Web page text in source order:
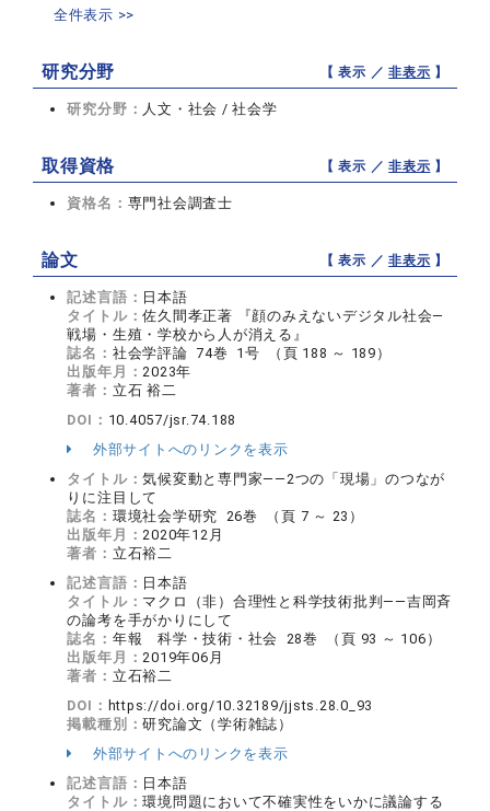
全件表示 >>
研究分野 【 表示 ／非表示 】
研究分野： 人文・社会 / 社会学
取得資格 【 表示 ／非表示 】
資格名： 専門社会調査士
論文 【 表示 ／非表示 】
記述言語： 日本語
タイトル：佐久間孝正著 『顔のみえないデジタル社会―
戦場・生殖・学校から人が消える』
誌名： 社会学評論 74巻 1号 （頁 188 ～ 189）
出版年月：2023年
著者： 立石 裕二
DOI： 10.4057/jsr.74.188
外部サイトへのリンクを表示
タイトル：気候変動と専門家――2つの「現場」のつなが
りに注目して
誌名： 環境社会学研究 26巻 （頁 7 ～ 23）
出版年月：2020年12月
著者： 立石裕二
記述言語： 日本語
タイトル： マクロ（非）合理性と科学技術批判――吉岡斉
の論考を手がかりにして
誌名： 年報 科学・技術・社会 28巻 （頁 93 ～ 106）
出版年月：2019年06月
著者： 立石裕二
DOI： https://doi.org/10.32189/jjsts.28.0_93
掲載種別：研究論文（学術雑誌）
外部サイトへのリンクを表示
記述言語： 日本語
タイトル：環境問題において不確実性をいかに議論する